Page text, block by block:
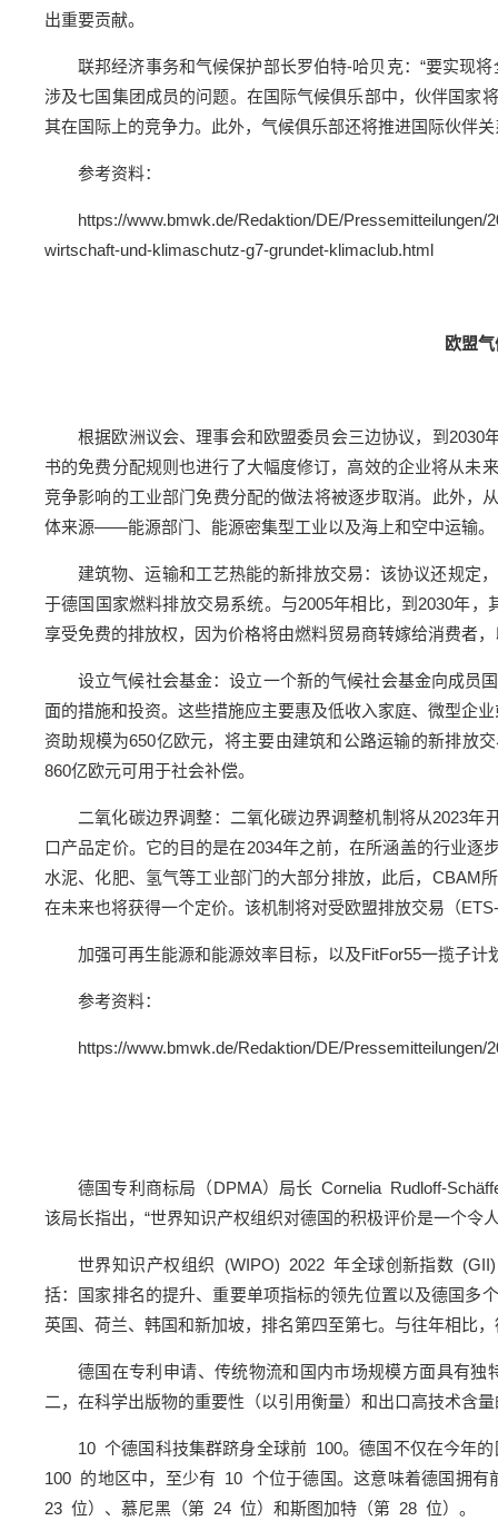
出重要贡献。
联邦经济事务和气候保护部长罗伯特-哈贝克：“要实现
涉及七国集团成员的问题。在国际气候俱乐部中，伙伴国家
其在国际上的竞争力。此外，气候俱乐部还将推进国际伙伴
参考资料：
https://www.bmwk.de/Redaktion/DE/
wirtschaft-und-klimaschutz-g7-grundet-klimaclub.html
欧盟
根据欧洲议会、理事会和欧盟委员会三边协议，到2030
书的免费分配规则也进行了大幅度修订，高效的企业将从未
竞争影响的工业部门免费分配的做法将被逐步取消。此外，
体来源——能源部门、能源密集型工业以及海上和空中运输。
建筑物、运输和工艺热能的新排放交易：该协议还规定
于德国国家燃料排放交易系统。与2005年相比，到2030年
享受免费的排放权，因为价格将由燃料贸易商转嫁给消费者
设立气候社会基金：设立一个新的气候社会基金向成员
面的措施和投资。这些措施应主要惠及低收入家庭、微型企
资助规模为650亿欧元，将主要由建筑和公路运输的新排放
860亿欧元可用于社会补偿。
二氧化碳边界调整：二氧化碳边界调整机制将从2023
口产品定价。它的目的是在2034年之前，在所涵盖的行业
水泥、化肥、氢气等工业部门的大部分排放，此后，CBAM
在未来也将获得一个定价。该机制将对受欧盟排放交易（
加强可再生能源和能源效率目标，以及FitFor55一揽子
参考资料：
https://www.bmwk.de/Redaktion/DE/Pressemitteilungen/
德国专利商标局（DPMA）局长 Cornelia Rudloff-
该局长指出，“世界知识产权组织对德国的积极评价是一个令
世界知识产权组织 (WIPO) 2022 年全球创新指数
括：国家排名的提升、重要单项指标的领先位置以及德国多
英国、荷兰、韩国和新加坡，排名第四至第七。与往年相比
德国在专利申请、传统物流和国内市场规模方面具有
二，在科学出版物的重要性（以引用衡量）和出口高技术含
10 个德国科技集群跻身全球前 100。德国不仅在今年
100 的地区中，至少有 10 个位于德国。这意味着德国拥
23 位）、慕尼黑（第 24 位）和斯图加特（第 28 位）。